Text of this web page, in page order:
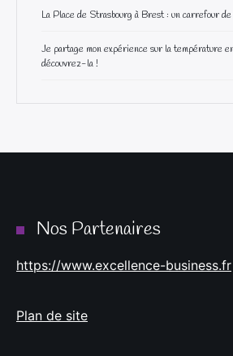
La Place de Strasbourg à Brest : un carrefour
Je partage mon expérience sur la température
découvrez-la !
Nos Partenaires
https://www.excellence-business.fr
Plan de site